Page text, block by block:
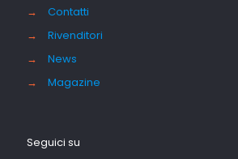
→
Contatti
→
Rivenditori
→
News
→
Magazine
Seguici su